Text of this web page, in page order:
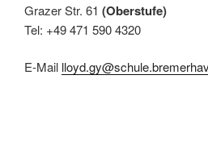
Grazer Str. 61 (Oberstufe)
Tel: +49 471 590 4320
E-Mail